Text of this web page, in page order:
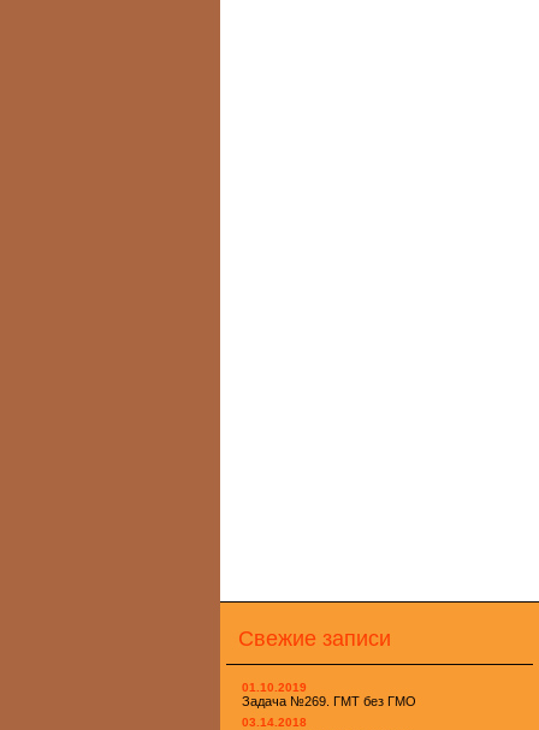
Свежие записи
01.10.2019
Задача №269. ГМТ без ГМО
03.14.2018